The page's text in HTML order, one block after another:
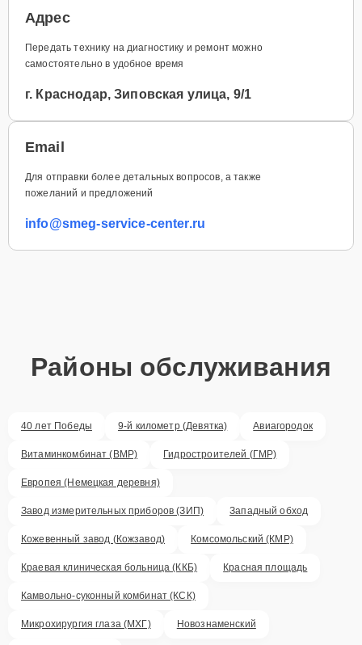
Адрес
Передать технику на диагностику и ремонт можно
самостоятельно в удобное время
г. Краснодар, Зиповская улица, 9/1
Email
Для отправки более детальных вопросов, а также
пожеланий и предложений
info@smeg-service-center.ru
Районы обслуживания
40 лет Победы 9-й километр (Девятка) Авиагородок
Витаминкомбинат (ВМР) Гидростроителей (ГМР)
Европея (Немецкая деревня)
Завод измерительных приборов (ЗИП) Западный обход
Кожевенный завод (Кожзавод) Комсомольский (КМР)
Краевая клиническая больница (ККБ) Красная площадь
Камвольно-суконный комбинат (КСК)
Микрохирургия глаза (МХГ) Новознаменский